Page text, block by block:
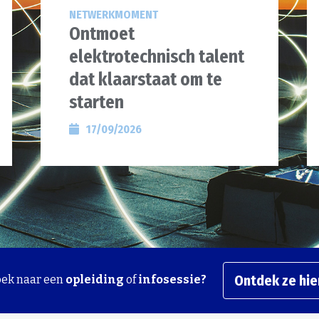
NETWERKMOMENT
Ontmoet
elektrotechnisch talent
dat klaarstaat om te
starten
17/09/2026
naar een opleiding ofinfosessie? Ontdek ze